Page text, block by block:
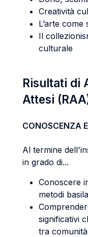
Creatività
L’arte
Il
culturale
Risultati di
Attesi
CONOSCENZA
Al termine
in grado di...
Conoscere
metodi
significativi
tra